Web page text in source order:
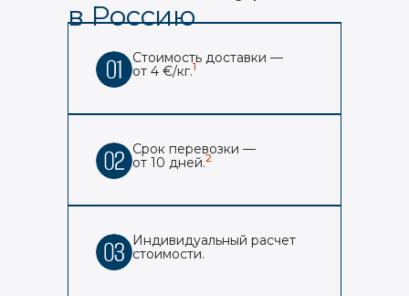
в Россию
Стоимость доставки —
от 4 €/кг.1
Срок перевозки —
от 10 дней.2
Индивидуальный расчет
стоимости.